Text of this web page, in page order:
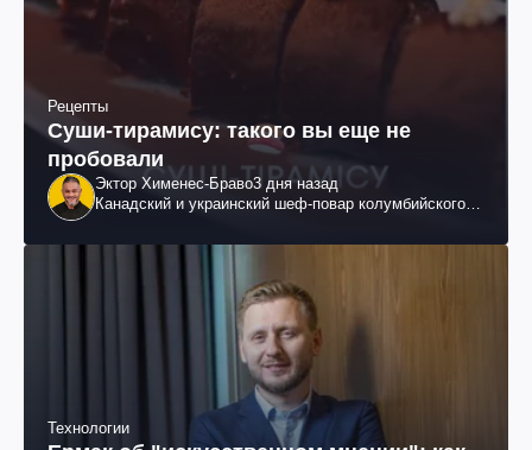
Рецепты
Суши-тирамису: такого вы еще не
пробовали
Эктор Хименес-Браво3 дня назад
Канадский и украинский шеф-повар колумбийского
Технологии